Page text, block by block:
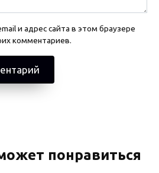
и адрес сайта в этом браузере
комментариев.
понравиться